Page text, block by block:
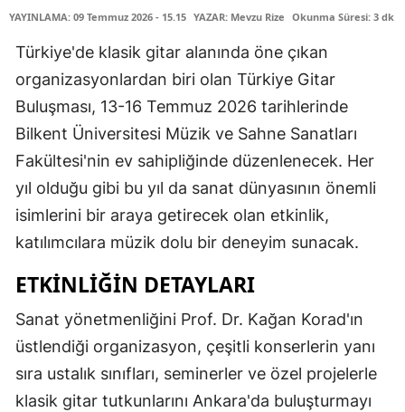
YAYINLAMA: 09 Temmuz 2026 - 15.15 YAZAR: Mevzu Rize Okunma Süresi: 3 dk
Türkiye'de klasik gitar alanında öne çıkan
organizasyonlardan biri olan Türkiye Gitar
Buluşması, 13-16 Temmuz 2026 tarihlerinde
Bilkent Üniversitesi Müzik ve Sahne Sanatları
Fakültesi'nin ev sahipliğinde düzenlenecek. Her
yıl olduğu gibi bu yıl da sanat dünyasının önemli
isimlerini bir araya getirecek olan etkinlik,
katılımcılara müzik dolu bir deneyim sunacak.
ETKINLIĞIN DETAYLARI
Sanat yönetmenliğini Prof. Dr. Kağan Korad'ın
üstlendiği organizasyon, çeşitli konserlerin yanı
sıra ustalık sınıfları, seminerler ve özel projelerle
klasik gitar tutkunlarını Ankara'da buluşturmayı